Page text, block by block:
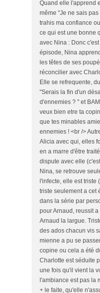
Quand elle l'apprend
même "Je ne sais
trahis ma confiance
ce qui est une bonne
avec Nina : Donc
épisode, Nina
les têtes de ses
réconcilier avec
Elle se refrequente,
"Serais la fin d'un
d'ennemies ? '' et
veux bien etre ta
que tes minables
ennemies ! <br />
Alicia avec qui, elles
en a marre d'être
dispute avec elle
Nina, se retrouve
l'infecte, elle est
triste seulement a cet
dans la série par
pour Arnaud, reussit
Arnaud la largue.
des ados chacun vis
mienne a pu se
copine ou cela a été
Charlotte est séduite
une fois qu'il vient la
l'ambiance est pas la
+ le faite, qu'elle